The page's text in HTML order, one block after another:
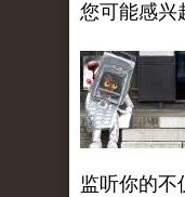
您可能感兴
监听你的不